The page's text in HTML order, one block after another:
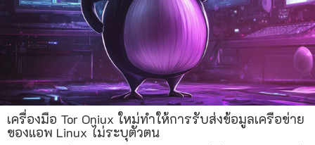
เครื่องมือ Tor Oniux ใหม่ทำให้การรับส่งข้อมูลเครือข่าย
ของแอพ Linux ไม่ระบุตัวตน